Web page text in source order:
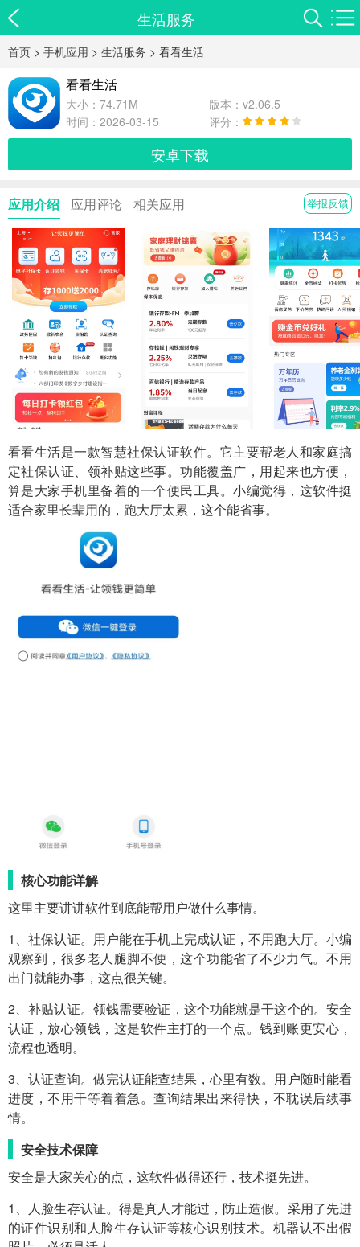
生活服务
首页 > 手机应用 > 生活服务 > 看看生活
看看生活
大小：74.71M
版本：v2.06.5
时间：2026-03-15
评分：
安卓下载
应用介绍 应用评论 相关应用 举报反馈
看看生活是一款智慧社保认证软件。它主要帮老人和家庭搞
定社保认证、领补贴这些事。功能覆盖广，用起来也方便，
算是大家手机里备着的一个便民工具。小编觉得，这软件挺
适合家里长辈用的，跑大厅太累，这个能省事。
核心功能详解
这里主要讲讲软件到底能帮用户做什么事情。
1、社保认证。用户能在手机上完成认证，不用跑大厅。小编
观察到，很多老人腿脚不便，这个功能省了不少力气。不用
出门就能办事，这点很关键。
2、补贴认证。领钱需要验证，这个功能就是干这个的。安全
认证，放心领钱，这是软件主打的一个点。钱到账更安心，
流程也透明。
3、认证查询。做完认证能查结果，心里有数。用户随时能看
进度，不用干等着着急。查询结果出来得快，不耽误后续事
情。
安全技术保障
安全是大家关心的点，这软件做得还行，技术挺先进。
1、人脸生存认证。得是真人才能过，防止造假。采用了先进
的证件识别和人脸生存认证等核心识别技术。机器认不出假